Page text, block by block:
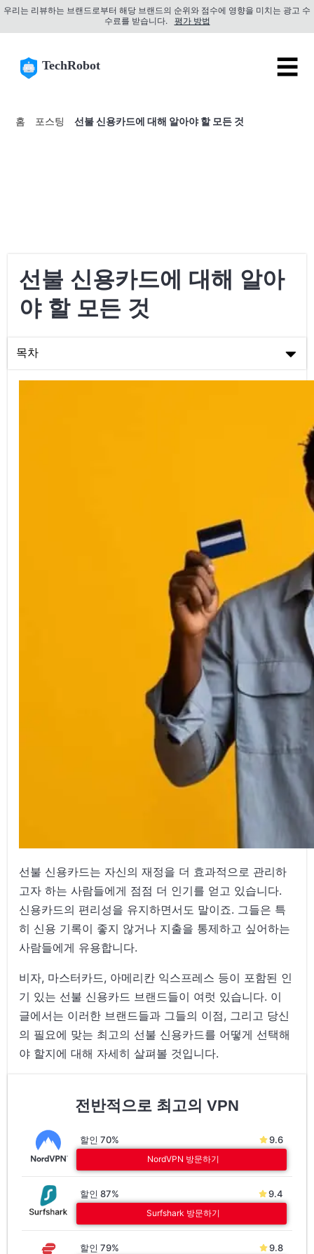
우리는 리뷰하는 브랜드로부터 해당 브랜드의 순위와 점수에 영향을 미치는 광고 수
수료를 받습니다.
평가 방법
TechRobot ☰
홈 포스팅 선불 신용카드에 대해 알아야 할 모든 것
선불 신용카드에 대해 알아
야 할 모든 것
목차
선불 신용카드에 대해 알아야 할 모든 것
선불 신용카드는 자신의 재정을 더 효과적으로 관리하
고자 하는 사람들에게 점점 더 인기를 얻고 있습니다.
신용카드의 편리성을 유지하면서도 말이죠. 그들은 특
히 신용 기록이 좋지 않거나 지출을 통제하고 싶어하는
사람들에게 유용합니다.
비자, 마스터카드, 아메리칸 익스프레스 등이 포함된 인
기 있는 선불 신용카드 브랜드들이 여럿 있습니다. 이
글에서는 이러한 브랜드들과 그들의 이점, 그리고 당신
의 필요에 맞는 최고의 선불 신용카드를 어떻게 선택해
야 할지에 대해 자세히 살펴볼 것입니다.
전반적으로 최고의 VPN
할인 70% 9.6
NordVPN 방문하기
할인 87% 9.4
Surfshark 방문하기
할인 79% 9.8